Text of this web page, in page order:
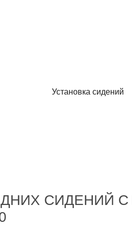
Установка сидений
СИДЕНИЙ С